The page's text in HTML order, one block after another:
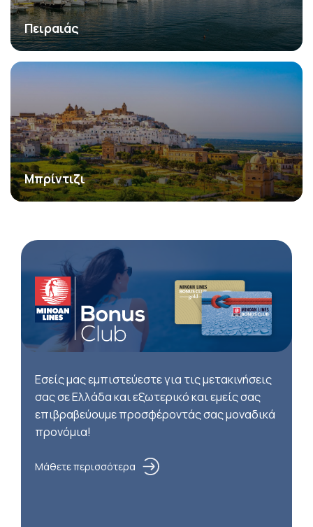
Πειραιάς
Μπρίντιζι
Εσείς μας εμπιστεύεστε για τις μετακινήσεις
σας σε Ελλάδα και εξωτερικό και εμείς σας
επιβραβεύουμε προσφέροντάς σας μοναδικά
προνόμια!
Μάθετε περισσότερα